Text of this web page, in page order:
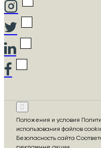
Положения и условия
использования файлов
Безопасность сайта